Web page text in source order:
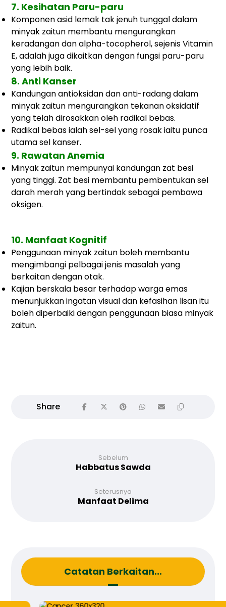
7. Kesihatan Paru-paru
Komponen asid lemak tak jenuh tunggal dalam
minyak zaitun membantu mengurangkan
keradangan dan alpha-tocopherol, sejenis Vitamin
E, adalahjuga dikaitkan dengan fungsi paru-paru
yang lebih baik.
8. Anti Kanser
Kandungan antioksidan dan anti-radang dalam
minyak zaitun mengurangkan tekanan oksidatif
yang telah dirosakkan oleh radikal bebas.
Radikal bebas ialah sel-sel yang rosak iaitu punca
utama sel kanser.
9. Rawatan Anemia
Minyak zaitun mempunyai kandungan zat besi
yang tinggi. Zat besi membantu pembentukan sel
darah merah yang bertindak sebagai pembawa
oksigen.
10. Manfaat Kognitif
Penggunaan minyak zaitun boleh membantu
mengimbangi pelbagai jenis masalah yang
berkaitan denganotak.
Kajian berskala besar terhadap warga emas
menunjukkaningatan visual dan kefasihan lisan itu
boleh diperbaiki dengan penggunaan biasa minyak
zaitun.
Sebelum
Habbatus Sawda
Seterusnya
Manfaat Delima
Catatan Berkaitan...